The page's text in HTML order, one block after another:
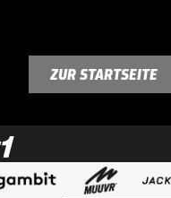
ZUR STARTSEITE